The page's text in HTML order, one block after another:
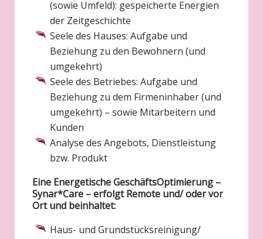
(sowie Umfeld): gespeicherte Energien
der Zeitgeschichte
Seele des Hauses: Aufgabe und
Beziehung zu den Bewohnern (und
umgekehrt)
Seele des Betriebes: Aufgabe und
Beziehung zu dem Firmeninhaber (und
umgekehrt) – sowie Mitarbeitern und
Kunden
Analyse des Angebots, Dienstleistung
bzw. Produkt
Eine Energetische GeschäftsOptimierung –
Synar*Care – erfolgt Remote und/ oder vor
Ort und beinhaltet:
Haus- und Grundstücksreinigung/